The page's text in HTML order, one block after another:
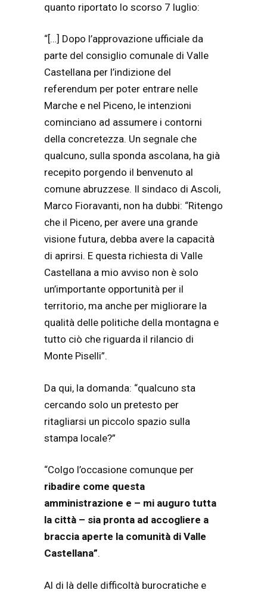
quanto riportato lo scorso 7 luglio:
“[…] Dopo l’approvazione ufficiale da
parte del consiglio comunale di Valle
Castellana per l’indizione del
referendum per poter entrare nelle
Marche e nel Piceno, le intenzioni
cominciano ad assumere i contorni
della concretezza. Un segnale che
qualcuno, sulla sponda ascolana, ha già
recepito porgendo il benvenuto al
comune abruzzese. Il sindaco di Ascoli,
Marco Fioravanti, non ha dubbi: “Ritengo
che il Piceno, per avere una grande
visione futura, debba avere la capacità
di aprirsi. E questa richiesta di Valle
Castellana a mio avviso non è solo
un’importante opportunità per il
territorio, ma anche per migliorare la
qualità delle politiche della montagna e
tutto ciò che riguarda il rilancio di
Monte Piselli”.
Da qui, la domanda: “qualcuno sta
cercando solo un pretesto per
ritagliarsi un piccolo spazio sulla
stampa locale?”
“Colgo l’occasione comunque per
ribadire come questa
amministrazione e – mi auguro tutta
la città – sia pronta ad accogliere a
braccia aperte la comunità di Valle
Castellana”.
Al di là delle difficoltà burocratiche e